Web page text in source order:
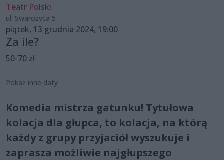
Teatr Polski
ul. Swarożyca 5
piątek, 13 grudnia 2024, 19:00
Za ile?
50-70 zł
Pokaż inne daty
Komedia mistrza gatunku! Tytułowa
kolacja dla głupca, to kolacja, na którą
każdy z grupy przyjaciół wyszukuje i
zaprasza możliwie najgłupszego